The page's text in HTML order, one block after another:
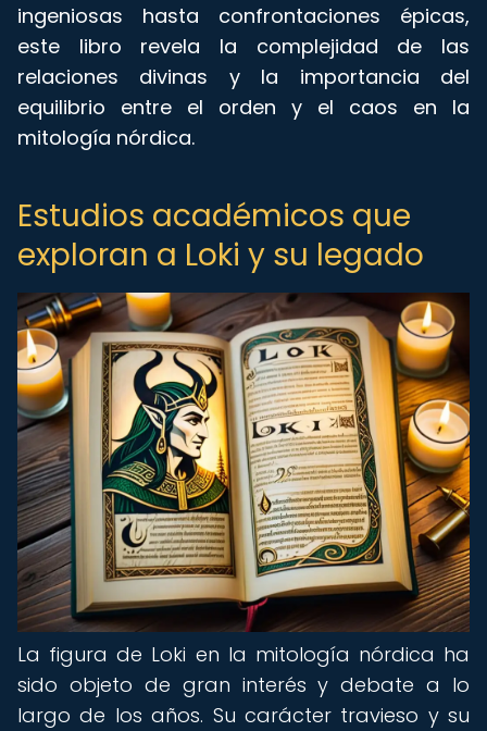
ingeniosas hasta confrontaciones épicas,
este libro revela la complejidad de las
relaciones divinas y la importancia del
equilibrio entre el orden y el caos en la
mitología nórdica.
Estudios académicos que
exploran a Loki y su legado
La figura de Loki en la mitología nórdica ha
sido objeto de gran interés y debate a lo
largo de los años. Su carácter travieso y su